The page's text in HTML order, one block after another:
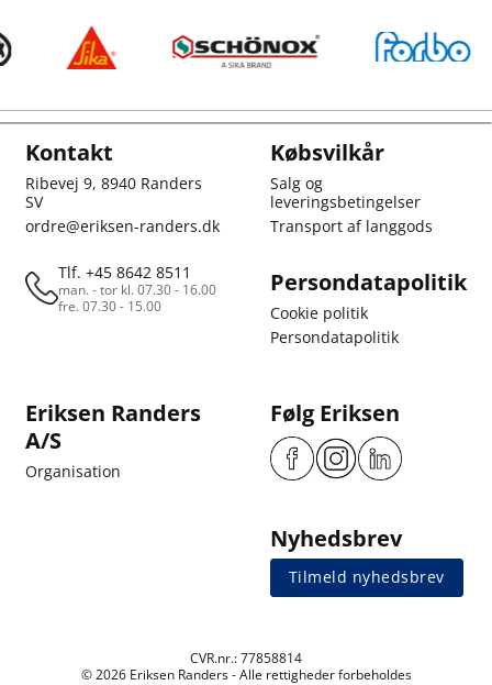
Kontakt
Ribevej 9, 8940 Randers
SV
ordre@eriksen-randers.dk
Tlf. +45 8642 8511
man. - tor kl. 07.30 - 16.00
fre. 07.30 - 15.00
Købsvilkår
Salg og
leveringsbetingelser
Transport af langgods
Persondatapolitik
Cookie politik
Persondatapolitik
Eriksen Randers
A/S
Organisation
Følg Eriksen
Nyhedsbrev
Tilmeld nyhedsbrev
CVR.nr.: 77858814
© 2026 Eriksen Randers - Alle rettigheder forbeholdes